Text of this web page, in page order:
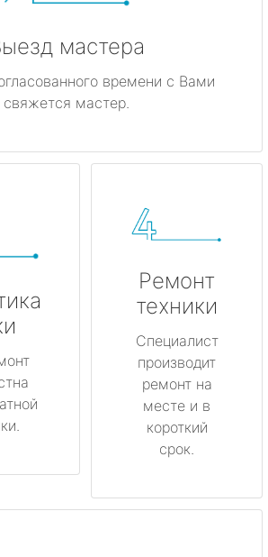
мастера
времени с Вами
свяжется мастер.
Ремонт
техники
Специалист
производит
ремонт на
месте и в
короткий
срок.